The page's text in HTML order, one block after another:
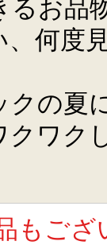
るお品
、何
クの夏
クワク
もご